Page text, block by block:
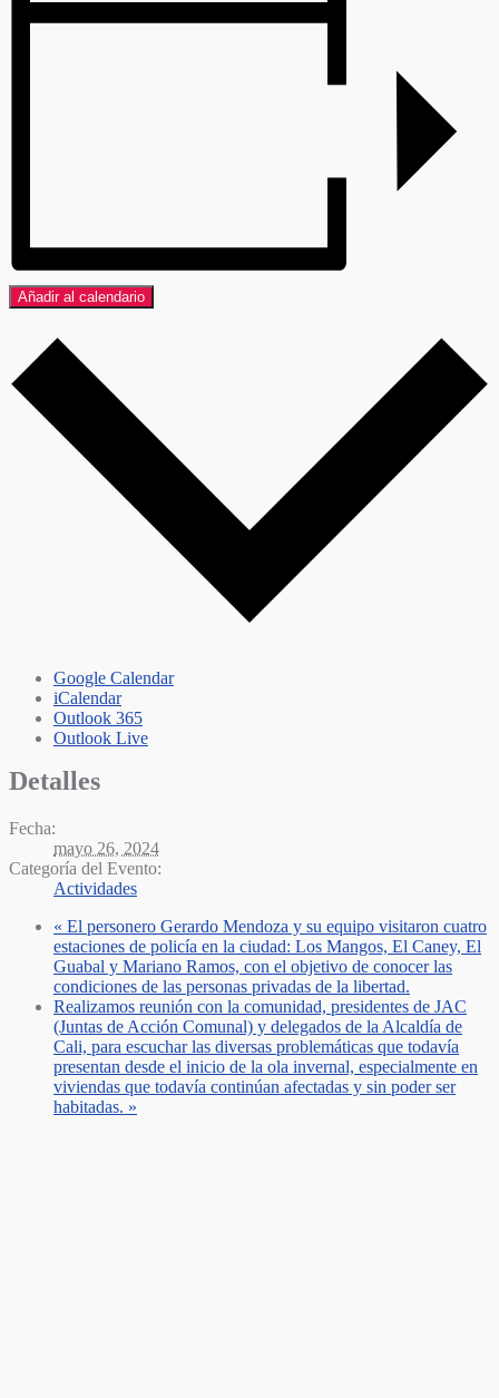
Añadir al calendario
Google Calendar
iCalendar
Outlook 365
Outlook Live
Detalles
Fecha:
mayo 26, 2024
Categoría del Evento:
Actividades
« El personero Gerardo Mendoza y su equipo visitaron cuatro
estaciones de policía en la ciudad: Los Mangos, El Caney, El
Guabal y Mariano Ramos, con el objetivo de conocer las
condiciones de las personas privadas de la libertad.
Realizamos reunión con la comunidad, presidentes de JAC
(Juntas de Acción Comunal) y delegados de la Alcaldía de
Cali, para escuchar las diversas problemáticas que todavía
presentan desde el inicio de la ola invernal, especialmente en
viviendas que todavía continúan afectadas y sin poder ser
habitadas. »